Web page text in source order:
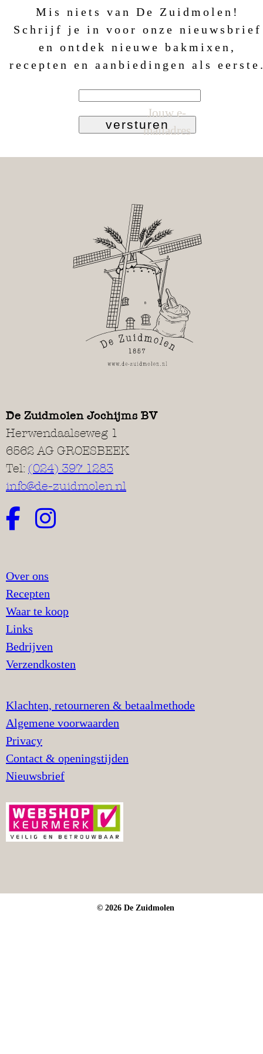
Mis niets van De Zuidmolen!
Schrijf je in voor onze nieuwsbrief
en ontdek nieuwe bakmixen,
recepten en aanbiedingen als
Jouw e-
mailadres
versturen
De Zuidmolen Jochijms BV
Herwendaalseweg 1
6562 AG GROESBEEK
Tel: (024) 397 1283
info@de-zuidmolen.nl
Over ons
Recepten
Waar te koop
Links
Bedrijven
Verzendkosten
Klachten, retourneren & betaalmethode
Algemene voorwaarden
Privacy
Contact & openingstijden
Nieuwsbrief
© 2026 De Zuidmolen